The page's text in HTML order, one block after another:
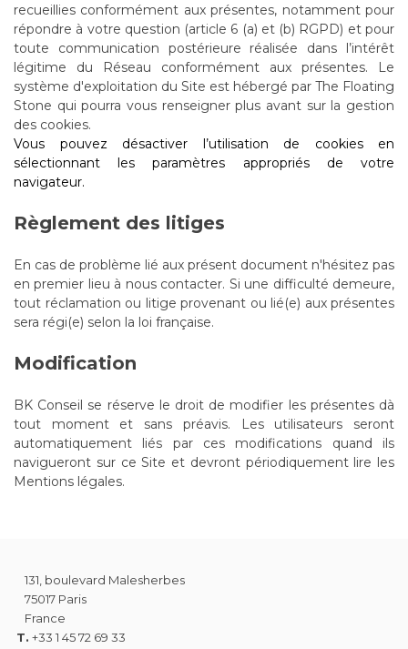
recueillies conformément aux présentes, notamment pour
répondre à votre question (article 6 (a) et (b) RGPD) et pour
toute communication postérieure réalisée dans l’intérêt
légitime du Réseau conformément aux présentes. Le
système d'exploitation du Site est hébergé par The Floating
Stone qui pourra vous renseigner plus avant sur la gestion
des cookies.
Vous pouvez désactiver l’utilisation de cookies en
sélectionnant les paramètres appropriés de votre
navigateur.
Règlement des litiges
En cas de problème lié aux présent document n'hésitez pas
en premier lieu à nous contacter. Si une difficulté demeure,
tout réclamation ou litige provenant ou lié(e) aux présentes
sera régi(e) selon la loi française.
Modification
BK Conseil se réserve le droit de modifier les présentes dà
tout moment et sans préavis. Les utilisateurs seront
automatiquement liés par ces modifications quand ils
navigueront sur ce Site et devront périodiquement lire les
Mentions légales.
131, boulevard Malesherbes
75017 Paris
France
T. +33 1 45 72 69 33